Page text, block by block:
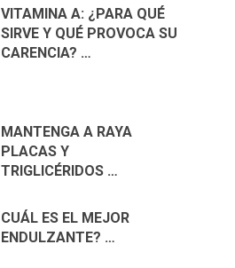
VITAMINA A: ¿PARA QUÉ
SIRVE Y QUÉ PROVOCA SU
CARENCIA? …
MANTENGA A RAYA
PLACAS Y
TRIGLICÉRIDOS …
CUÁL ES EL MEJOR
ENDULZANTE? …